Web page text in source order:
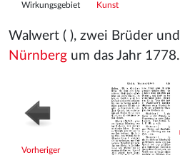
Wirkungsgebiet Kunst
Walwert ( ), zwei Brüder
Nürnberg um das Jahr 1778.
Vorheriger